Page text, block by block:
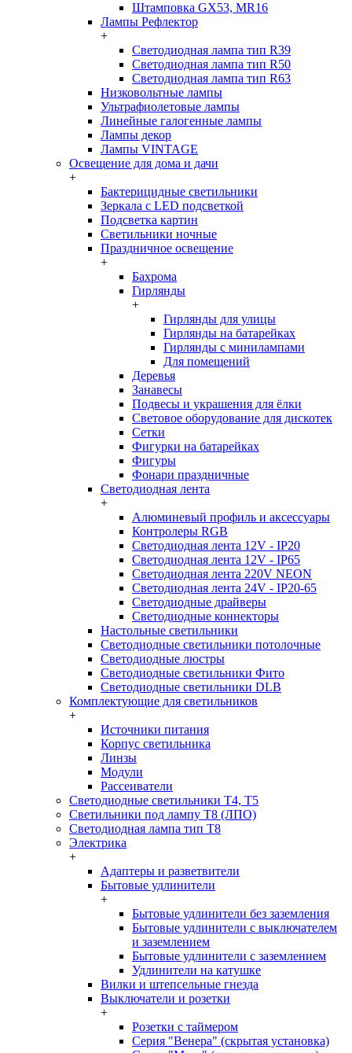
Штамповка GX53, MR16
Лампы Рефлектор
+
Светодиодная лампа тип R39
Светодиодная лампа тип R50
Светодиодная лампа тип R63
Низковольтные лампы
Ультрафиолетовые лампы
Линейные галогенные лампы
Лампы декор
Лампы VINTAGE
Освещение для дома и дачи
+
Бактерицидные светильники
Зеркала с LED подсветкой
Подсветка картин
Светильники ночные
Праздничное освещение
+
Бахрома
Гирлянды
+
Гирлянды для улицы
Гирлянды на батарейках
Гирлянды с минилампами
Для помещений
Деревья
Занавесы
Подвесы и украшения для ёлки
Световое оборудование для дискотек
Сетки
Фигурки на батарейках
Фигуры
Фонари праздничные
Светодиодная лента
+
Алюминевый профиль и аксессуары
Контролеры RGB
Светодиодная лента 12V - IP20
Светодиодная лента 12V - IP65
Светодиодная лента 220V NEON
Светодиодная лента 24V - IP20-65
Светодиодные драйверы
Светодиодные коннекторы
Настольные светильники
Светодиодные светильники потолочные
Светодиодные люстры
Светодиодные светильники Фито
Светодиодные светильники DLB
Комплектующие для светильников
+
Источники питания
Корпус светильника
Линзы
Модули
Рассеиватели
Светодиодные светильники T4, T5
Светильники под лампу Т8 (ЛПО)
Светодиодная лампа тип T8
Электрика
+
Адаптеры и разветвители
Бытовые удлинители
+
Бытовые удлинители без заземления
Бытовые удлинители с выключателем
и заземлением
Бытовые удлинители с заземлением
Удлинители на катушке
Вилки и штепсельные гнезда
Выключатели и розетки
+
Розетки с таймером
Серия "Венера" (скрытая установка)